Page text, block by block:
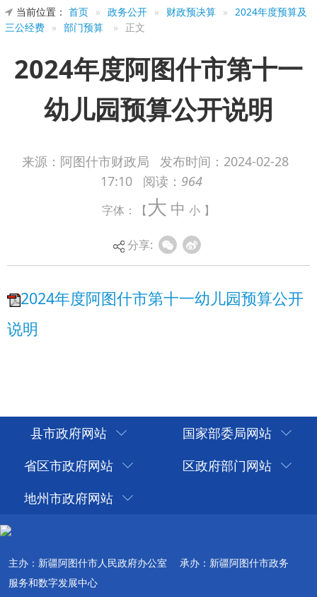
当前位置： 首页 » 政务公开 » 财政预决算 »
2024年度预算及
三公经费 » 部门预算 » 正文
2024年度阿图什市第十一
幼儿园预算公开说明
来源：阿图什市财政局 发布时间： 2024-02-28
17:10
阅读： 964
字体：【大 中 小 】
分享:
2024年度阿图什市第十一幼儿园预算公开
县市政府网站
国家部委局网站
省区市政府网站
区政府部门网站
地州市政府网站
主办：新疆阿图什市人民政府办公室
承办：新疆阿图什市政务
服务和数字发展中心